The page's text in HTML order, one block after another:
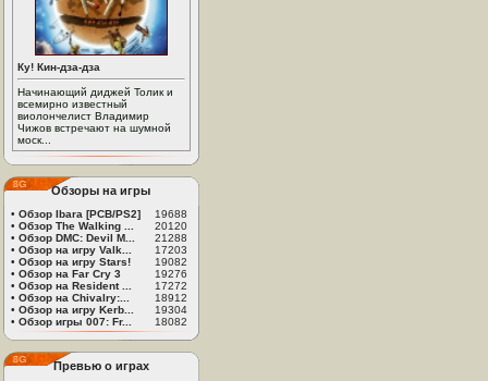
Ку! Кин-дза-дза
Начинающий диджей Толик и
всемирно известный
виолончелист Владимир
Чижов встречают на шумной
моск...
Обзоры на игры
• Обзор Ibara [PCB/PS2]
19688
• Обзор The Walking ...
20120
• Обзор DMC: Devil M...
21288
• Обзор на игру Valk...
17203
• Обзор на игру Stars!
19082
• Обзор на Far Cry 3
19276
• Обзор на Resident ...
17272
• Обзор на Chivalry:...
18912
• Обзор на игру Kerb...
19304
• Обзор игры 007: Fr... 18082
Превью о играх